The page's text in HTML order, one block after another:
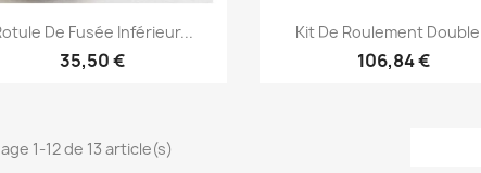
 Aperçu rapide
De Fusée Inférieur...
35,50 €
Aperçu rapide
Kit De Roulement
106,84 €
1-12 de 13 article(s)